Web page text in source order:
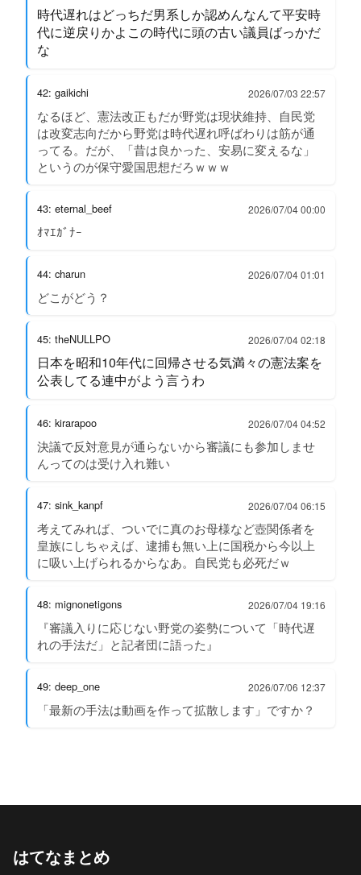
時代遅れはどっちだ男系しか認めんなんて平安時
代に逆戻りかよこの時代に頭の古い議員ばっかだ
な
42: gaikichi 2026/07/03 22:57
なるほど、憲法改正もだが野党は現状維持、自民党
は改変志向だから野党は時代遅れ呼ばわりは筋が通
ってる。だが、「昔は良かった、安易に変えるな」
というのが保守愛国思想だろｗｗｗ
43: eternal_beef 2026/07/04 00:00
ｵﾏｴｶﾞﾅｰ
44: charun 2026/07/04 01:01
どこがどう？
45: theNULLPO 2026/07/04 02:18
日本を昭和10年代に回帰させる気満々の憲法案を
公表してる連中がよう言うわ
46: kirarapoo 2026/07/04 04:52
決議で反対意見が通らないから審議にも参加しませ
んってのは受け入れ難い
47: sink_kanpf 2026/07/04 06:15
考えてみれば、ついでに真のお母様など壺関係者を
皇族にしちゃえば、逮捕も無い上に国税から今以上
に吸い上げられるからなあ。自民党も必死だｗ
48: mignonetigons 2026/07/04 19:16
『審議入りに応じない野党の姿勢について「時代遅
れの手法だ」と記者団に語った』
49: deep_one 2026/07/06 12:37
「最新の手法は動画を作って拡散します」ですか？
はてなまとめ